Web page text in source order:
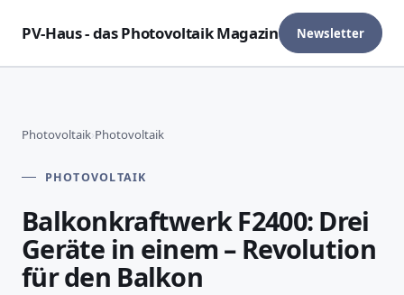
PV-Haus - das Photovoltaik Magazin Newsletter
Photovoltaik›Photovoltaik
PHOTOVOLTAIK
Balkonkraftwerk F2400: Drei
Geräte in einem – Revolution
für den Balkon